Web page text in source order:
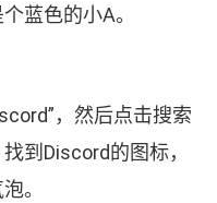
蓝色的小A。
，然后点击搜索
到Discord的图标，
。